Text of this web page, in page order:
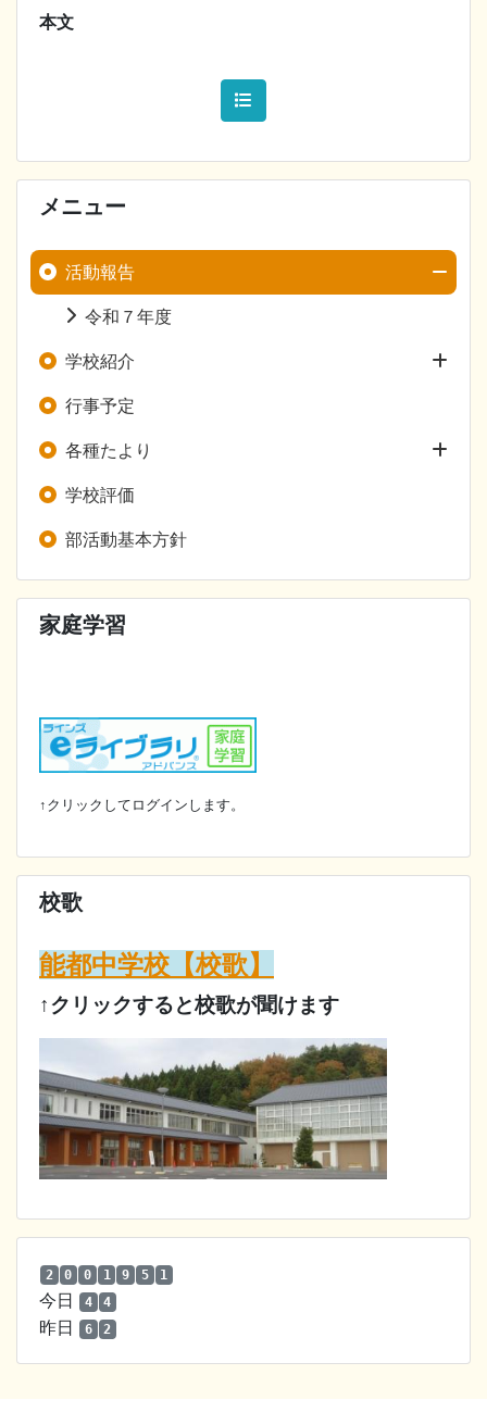
本文
メニュー
活動報告
令和７年度
学校紹介
行事予定
各種たより
学校評価
部活動基本方針
家庭学習
↑クリックしてログインします。
校歌
能都中学校【校歌】
↑クリックすると校歌が聞けます
2 0 0 1 9 5 1
今日 4 4
昨日 6 2